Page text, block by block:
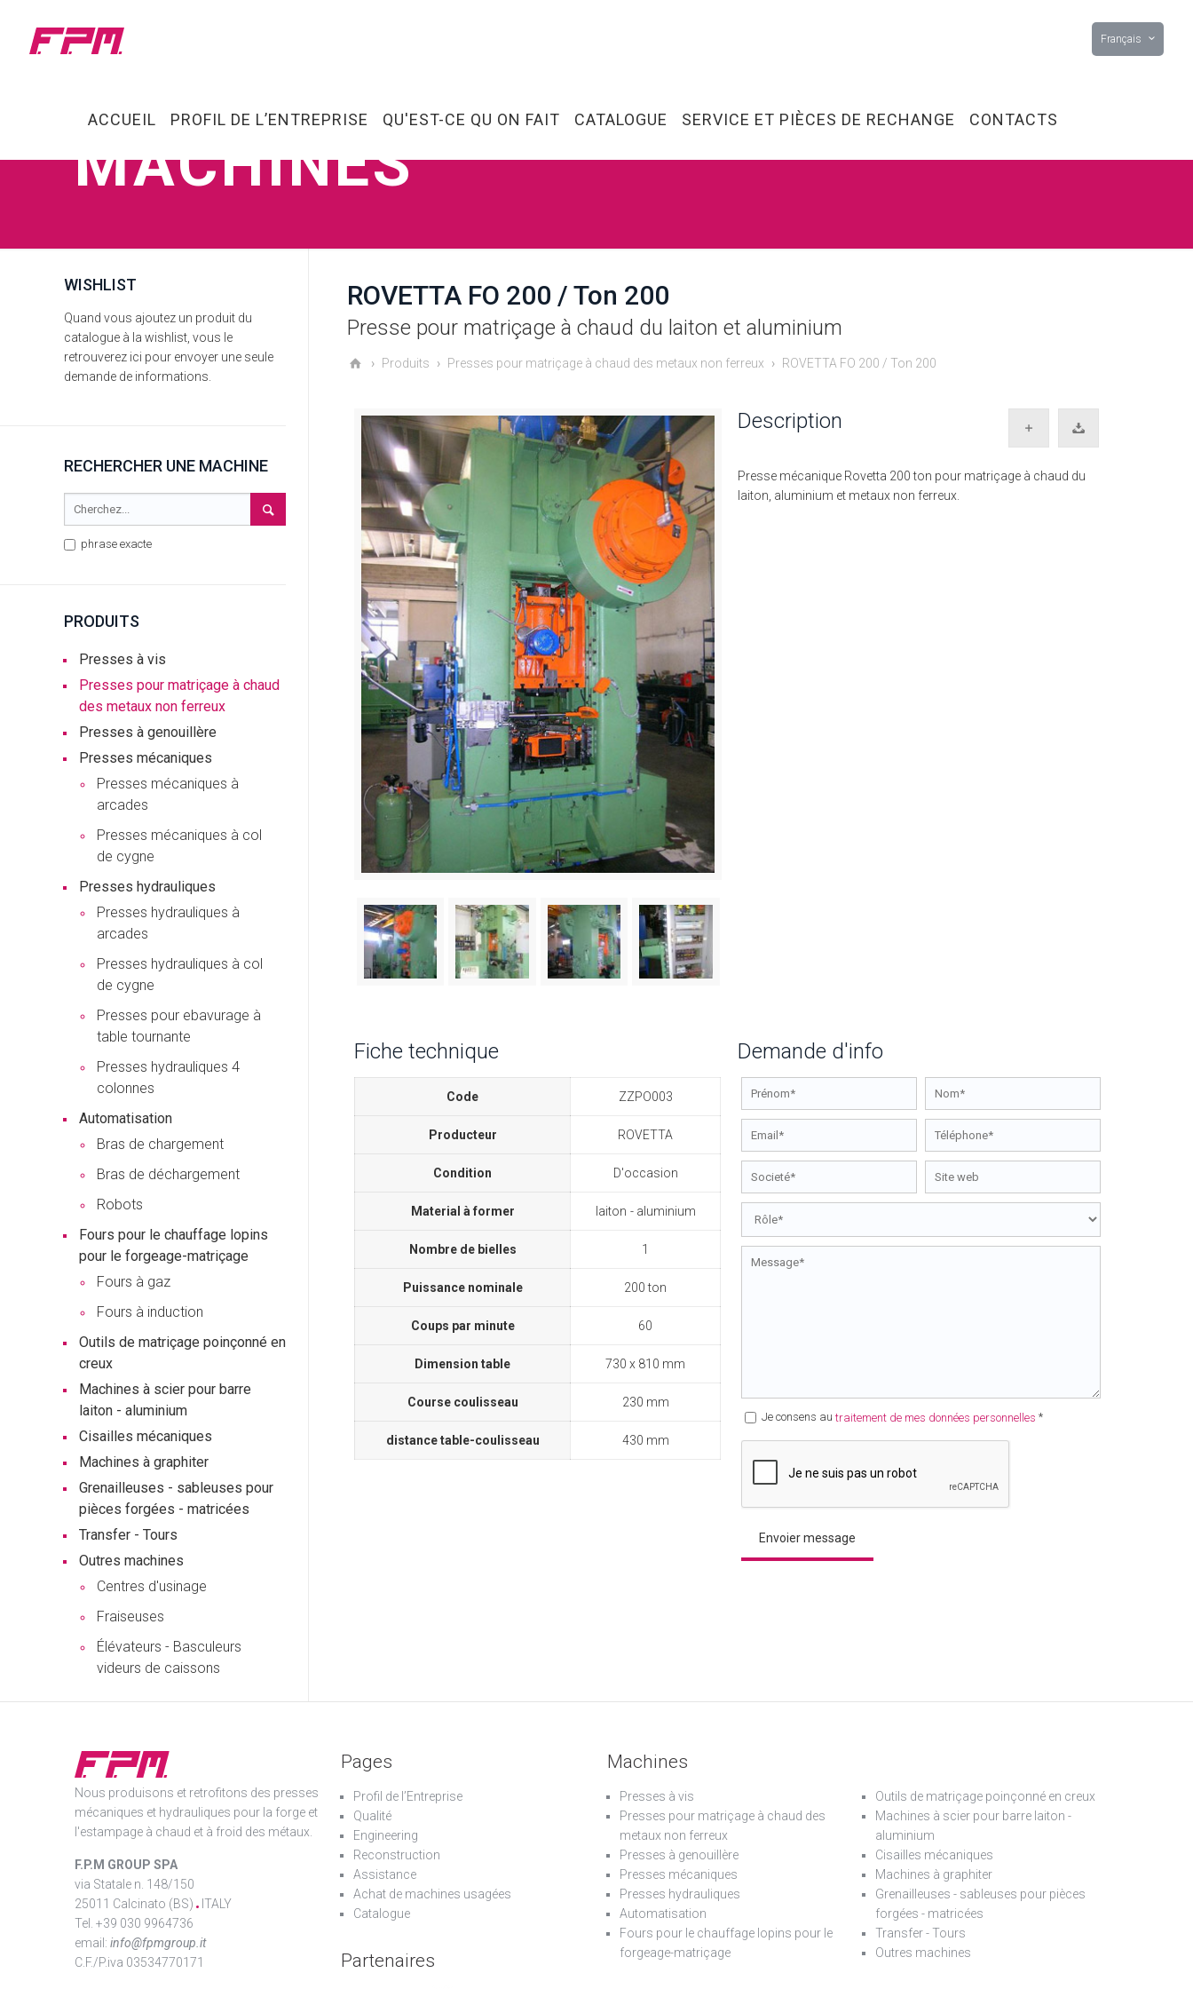
ACCUEIL PROFIL DE L’ENTREPRISE QU'EST-CE QU ON FAIT CATALOGUE SERVICE ET PIÈCES DE RECHANGE CONTACTS
Français
MACHINES
ROVETTA FO 200 / Ton 200
Presse pour matriçage à chaud du laiton et aluminium
Produits Presses pour matriçage à chaud des metaux non ferreux ROVETTA FO 200 / Ton 200
Description
Presse mécanique Rovetta 200 ton pour matriçage à chaud du
laiton, aluminium et metaux non ferreux.
Fiche technique
Code ZZPO003
Producteur ROVETTA
Condition D'occasion
Material à former laiton aluminium
Nombre de bielles 1
Puissance nominale 200 ton
Coups par minute 60
Dimension table 730 x 810 mm
Course coulisseau 230 mm
distance table-coulisseau 430 mm
Demande d'info
Je consens autraitement de mes données personnelles *
WISHLIST
Quand vous ajoutez un produit du
catalogue à la wishlist, vous le
retrouverez ici pour envoyer une seule
demande de informations.
RECHERCHER UNE MACHINE
phrase exacte
PRODUITS
Presses à vis
Presses pour matriçage à chaud
des metaux non ferreux
Presses à genouillère
Presses mécaniques
Presses mécaniques à
arcades
Presses mécaniques à col
de cygne
Presses hydrauliques
Presses hydrauliques à
arcades
Presses hydrauliques à col
de cygne
Presses pour ebavurage à
table tournante
Presses hydrauliques 4
colonnes
Automatisation
Bras de chargement
Bras de déchargement
Robots
Fours pour le chauffage lopins
pour le forgeage-matriçage
Fours à gaz
Fours à induction
Outils de matriçage poinçonné en
creux
Machines à scier pour barre
laiton - aluminium
Cisailles mécaniques
Machines à graphiter
Grenailleuses - sableuses pour
pièces forgées - matricées
Transfer - Tours
Outres machines
Centres d'usinage
Fraiseuses
Élévateurs - Basculeurs
videurs de caissons
Nous produisons et retrofitons des presses
mécaniques et hydrauliques pour la forge et
l'estampage à chaud et à froid des métaux.
F.P.M GROUP SPA
via Statale n. 148/150
25011 Calcinato (BS)
ITALY
Tel. +39 030 9964736
email: info@fpmgroup.it
C.F./P.iva 03534770171
Pages
Profil de l’Entreprise
Qualité
Engineering
Reconstruction
Assistance
Achat de machines usagées
Catalogue
Partenaires
Machines
Presses à vis
Presses pour matriçage à chaud des
metaux non ferreux
Presses à genouillère
Presses mécaniques
Presses hydrauliques
Automatisation
Fours pour le chauffage lopins pour le
forgeage-matriçage
Outils de matriçage poinçonné en creux
Machines à scier pour barre laiton -
aluminium
Cisailles mécaniques
Machines à graphiter
Grenailleuses - sableuses pour pièces
forgées - matricées
Transfer - Tours
Outres machines